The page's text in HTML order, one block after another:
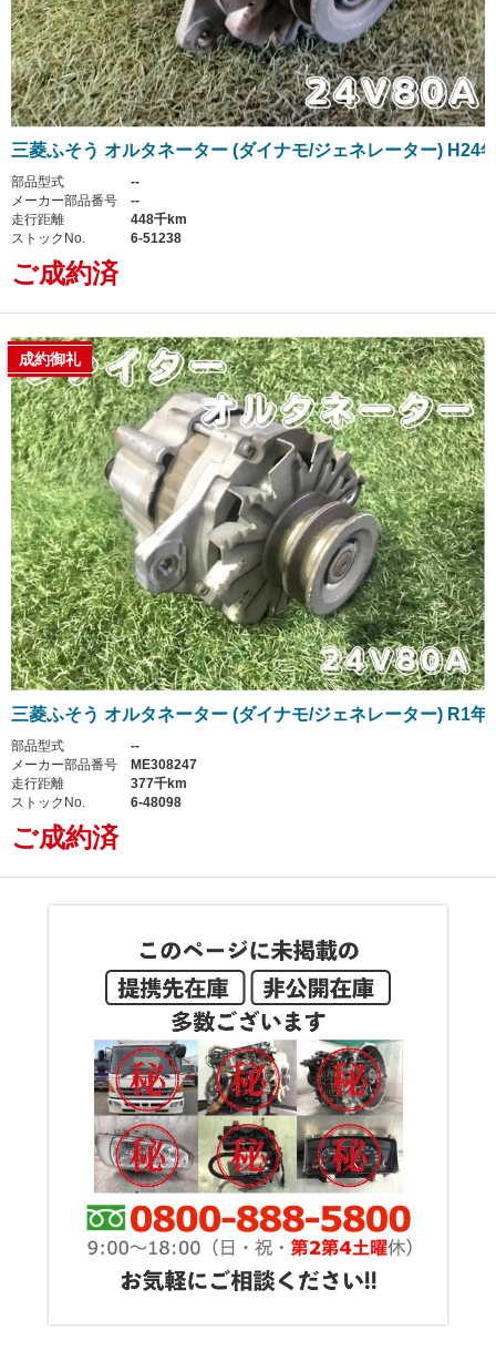
三菱ふそう オルタネーター (ダイナモ/ジェネレーター) H24
部品型式
--
メーカー部品番号
--
走行距離
448千km
ストックNo.
6-51238
ご成約済
成約御礼
三菱ふそう オルタネーター (ダイナモ/ジェネレーター) R1年
部品型式
--
メーカー部品番号
ME308247
走行距離
377千km
ストックNo.
6-48098
ご成約済